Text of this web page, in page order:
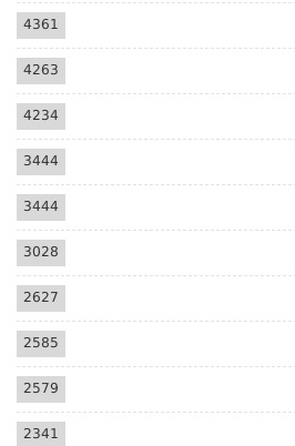
4361
4263
4234
3444
3444
3028
2627
2585
2579
2341